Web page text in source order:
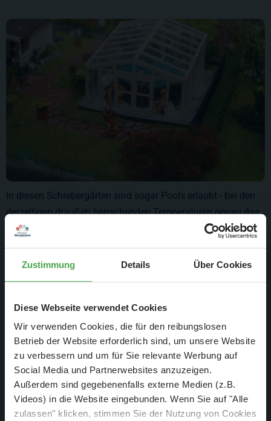
Zustimmung Details Über Cookies
Diese Webseite verwendet Cookies
Wir verwenden Cookies, die für den reibungslosen
Betrieb der Website erforderlich sind, um unsere Website
zu verbessern und um für Sie relevante Werbung auf
Social Media und Partnerwebsites anzuzeigen.
Außerdem sind gegebenenfalls externe Medien (z.B.
Videos) in die Website eingebunden. Wenn Sie auf "Alle
zulassen" klicken, stimmen Sie der Nutzung von Cookies
In diesen Schrebergärten sind sogar Pools erlaubt - bei den
derzeitigen draußen herrschenden Temperaturen genau das
richtige. Diese Modell kommt Ihnen vielleicht bekannt vor, im
es gerade zusammenbaute.